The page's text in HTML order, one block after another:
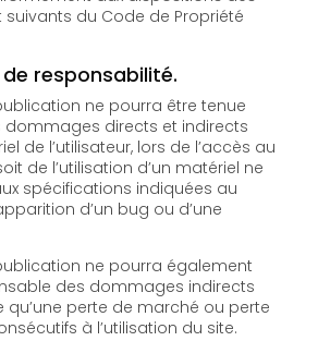
responsabilité.
ne pourra être tenue
dommages directs et indirects
de l’utilisateur, lors de l’accès au
de l’utilisation d’un matériel ne
spécifications indiquées au
d’un bug ou d’une
ne pourra également
des dommages indirects
à l’utilisation du site.